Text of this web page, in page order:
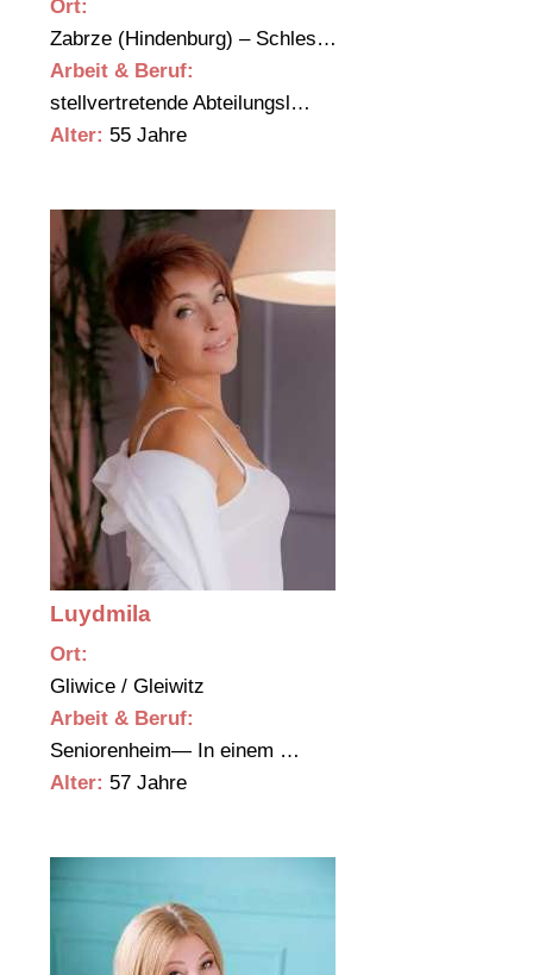
Ort:
Zabrze (Hindenburg) – Schles…
Arbeit & Beruf:
stellvertretende Abteilungsl…
Alter: 55 Jahre
Luydmila
Ort:
Gliwice / Gleiwitz
Arbeit & Beruf:
Seniorenheim— In einem …
Alter: 57 Jahre